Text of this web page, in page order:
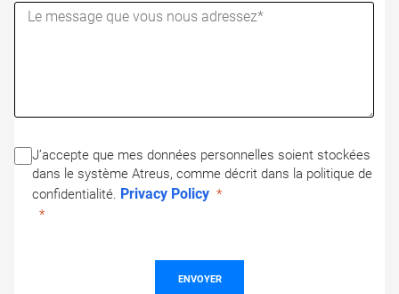
J’accepte que mes données personnelles soient stockées
dans le système Atreus, comme décrit dans la politique de
confidentialité. Privacy Policy
ENVOYER